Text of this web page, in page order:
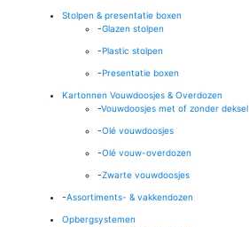
Stolpen & presentatie boxen
-Glazen stolpen
-Plastic stolpen
-Presentatie boxen
Kartonnen Vouwdoosjes & Overdozen
-Vouwdoosjes met of zonder deksel
-Olé vouwdoosjes
-Olé vouw-overdozen
-Zwarte vouwdoosjes
-Assortiments- & vakkendozen
Opbergsystemen